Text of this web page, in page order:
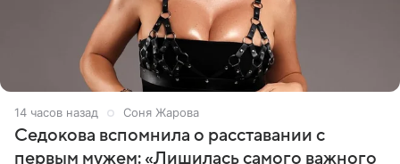
14 часов назад Соня Жарова
Седокова вспомнила о расставании с
первым мужем: «Лишилась самого важного